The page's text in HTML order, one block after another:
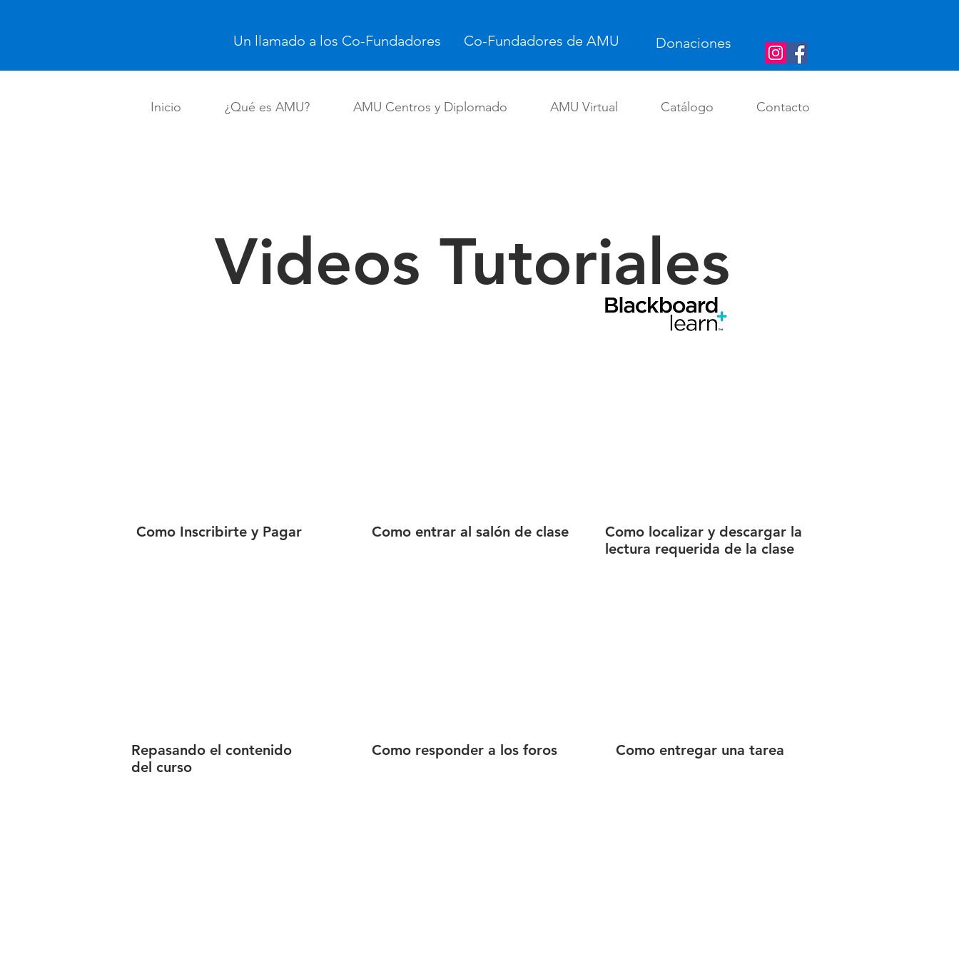
Un llamado a los Co-Fundadores Co-Fundadores de AMU Donaciones
Inicio ¿Qué es AMU? AMU Centros y Diplomado AMU Virtual Catálogo Contacto
Videos Tutoriales
Como Inscribirte y Pagar Como entrar al salón de clase
Como localizar y descargar la
lectura requerida de la clase
Repasando el contenido
del curso
Como responder a los foros Como entregar una tarea